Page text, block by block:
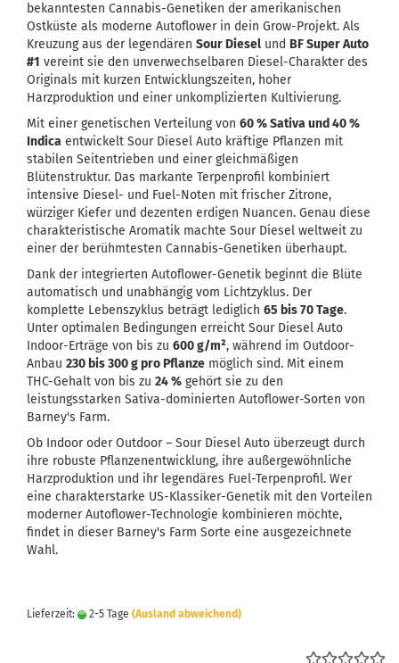
bekanntesten Cannabis-Genetiken der amerikanischen
Ostküste als moderne Autoflower in dein Grow-Projekt. Als
Kreuzung aus der legendären Sour Diesel und BF Super Auto
#1 vereint sie den unverwechselbaren Diesel-Charakter des
Originals mit kurzen Entwicklungszeiten, hoher
Harzproduktion und einer unkomplizierten Kultivierung.
Mit einer genetischen Verteilung von 60 % Sativa und 40 %
Indica entwickelt Sour Diesel Auto kräftige Pflanzen mit
stabilen Seitentrieben und einer gleichmäßigen
Blütenstruktur. Das markante Terpenprofil kombiniert
intensive Diesel- und Fuel-Noten mit frischer Zitrone,
würziger Kiefer und dezenten erdigen Nuancen. Genau diese
charakteristische Aromatik machte Sour Diesel weltweit zu
einer der berühmtesten Cannabis-Genetiken überhaupt.
Dank der integrierten Autoflower-Genetik beginnt die Blüte
automatisch und unabhängig vom Lichtzyklus. Der
komplette Lebenszyklus beträgt lediglich 65 bis 70 Tage.
Unter optimalen Bedingungen erreicht Sour Diesel Auto
Indoor-Erträge von bis zu 600 g/m², während im Outdoor-
Anbau 230 bis 300 g pro Pflanze möglich sind. Mit einem
THC-Gehalt von bis zu 24 % gehört sie zu den
leistungsstarken Sativa-dominierten Autoflower-Sorten von
Barney's Farm.
Ob Indoor oder Outdoor – Sour Diesel Auto überzeugt durch
ihre robuste Pflanzenentwicklung, ihre außergewöhnliche
Harzproduktion und ihr legendäres Fuel-Terpenprofil. Wer
eine charakterstarke US-Klassiker-Genetik mit den Vorteilen
moderner Autoflower-Technologie kombinieren möchte,
findet in dieser Barney's Farm Sorte eine ausgezeichnete
Wahl.
Lieferzeit: 2-5 Tage (Ausland abweichend)